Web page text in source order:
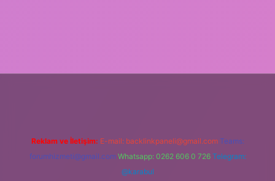
Reklam ve İletişim: E-mail: backlinkpaneli@gmail.com Teams:
forumhizmeti@gmail.com Whatsapp: 0262 606 0 726 Telegram:
@karabul